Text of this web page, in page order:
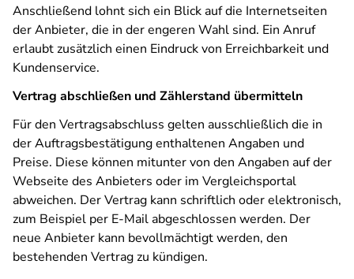
Anschließend lohnt sich ein Blick auf die Internetseiten
der Anbieter, die in der engeren Wahl sind. Ein Anruf
erlaubt zusätzlich einen Eindruck von Erreichbarkeit und
Kundenservice.
Vertrag abschließen und Zählerstand übermitteln
Für den Vertragsabschluss gelten ausschließlich die in
der Auftragsbestätigung enthaltenen Angaben und
Preise. Diese können mitunter von den Angaben auf der
Webseite des Anbieters oder im Vergleichsportal
abweichen. Der Vertrag kann schriftlich oder elektronisch,
zum Beispiel per E-Mail abgeschlossen werden. Der
neue Anbieter kann bevollmächtigt werden, den
bestehenden Vertrag zu kündigen.